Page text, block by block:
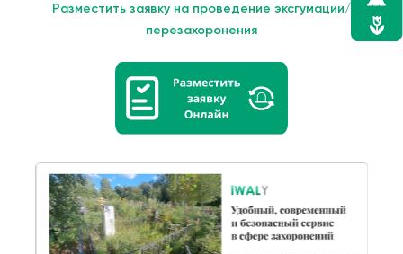
Разместить заявку на проведение эксгумации/
перезахоронения